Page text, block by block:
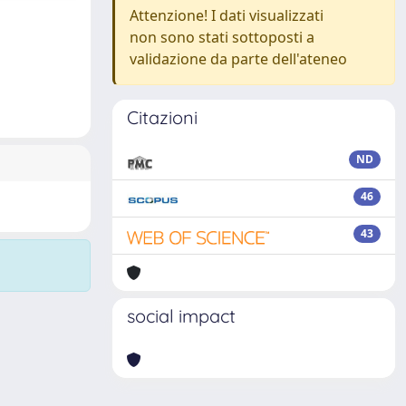
Attenzione! I dati visualizzati
non sono stati sottoposti a
validazione da parte dell'ateneo
Citazioni
ND
46
43
social impact